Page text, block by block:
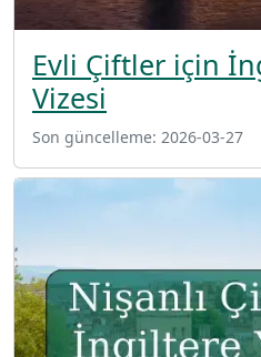
Evli Çiftler için
Vizesi
Son güncelleme: 2026-03-27